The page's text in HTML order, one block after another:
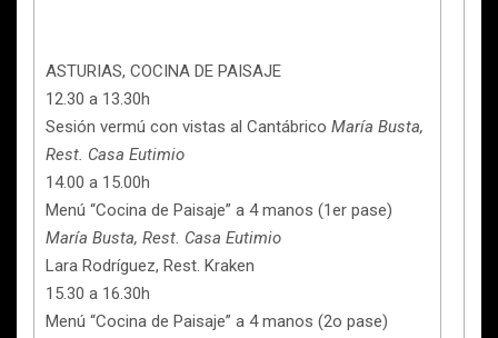
ASTURIAS, COCINA DE PAISAJE
12.30 a 13.30h
Sesión vermú con vistas al Cantábrico María Busta,
Rest. Casa Eutimio
14.00 a 15.00h
Menú “Cocina de Paisaje” a 4 manos (1er pase)
María Busta, Rest. Casa Eutimio
Lara Rodríguez, Rest. Kraken
15.30 a 16.30h
Menú “Cocina de Paisaje” a 4 manos (2o pase)